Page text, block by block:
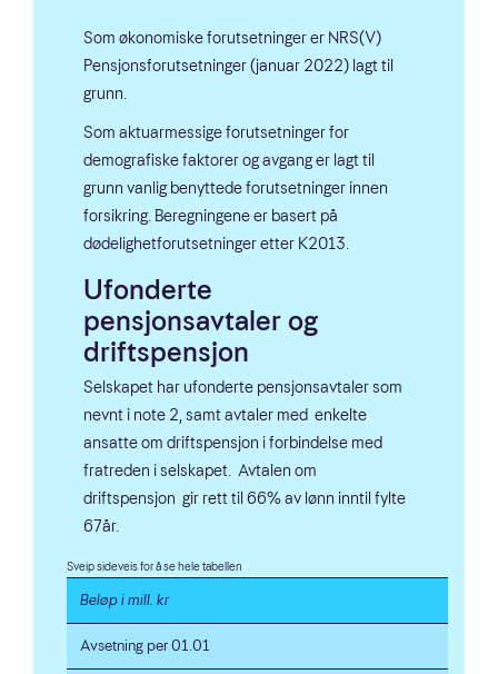
Som økonomiske forutsetninger er NRS(V)
Pensjonsforutsetninger (januar 2022) lagt til
grunn.
Som aktuarmessige forutsetninger for
demografiske faktorer og avgang er lagt til
grunn vanlig benyttede forutsetninger innen
forsikring. Beregningene er basert på
dødelighetforutsetninger etter K2013.
Ufonderte
pensjonsavtaler og
driftspensjon
Selskapet har ufonderte pensjonsavtaler som
nevnt i note 2, samt avtaler med enkelte
ansatte om driftspensjon i forbindelse med
fratreden i selskapet. Avtalen om
driftspensjon gir rett til 66% av lønn inntil fylte
67år.
Beløp i mill. kr
Avsetning per 01.01